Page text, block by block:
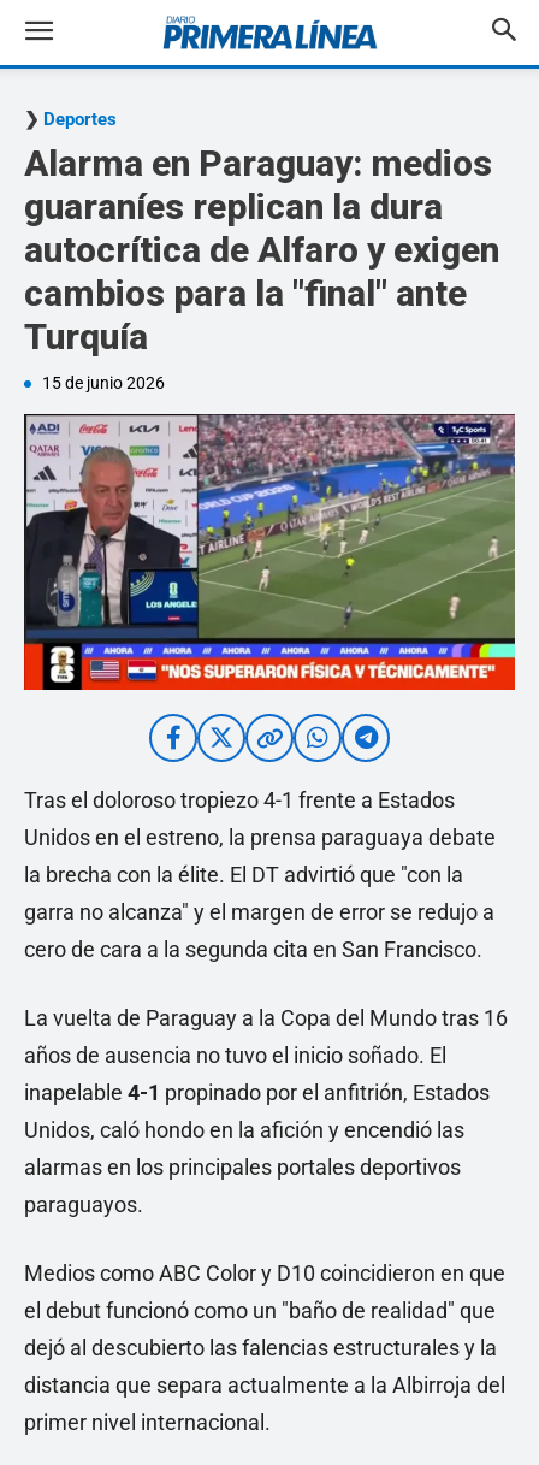
Deportes
Alarma en Paraguay: medios
guaraníes replican la dura
autocrítica de Alfaro y exigen
cambios para la "final" ante
Turquía
15 de junio 2026
Tras el doloroso tropiezo 4-1 frente a Estados
Unidos en el estreno, la prensa paraguaya debate
la brecha con la élite. El DT advirtió que "con la
garra no alcanza" y el margen de error se redujo a
cero de cara a la segunda cita en San Francisco.
La vuelta de Paraguay a la Copa del Mundo tras 16
años de ausencia no tuvo el inicio soñado. El
inapelable 4-1 propinado por el anfitrión, Estados
Unidos, caló hondo en la afición y encendió las
alarmas en los principales portales deportivos
paraguayos.
Medios como ABC Color y D10 coincidieron en que
el debut funcionó como un "baño de realidad" que
dejó al descubierto las falencias estructurales y la
distancia que separa actualmente a la Albirroja del
primer nivel internacional.